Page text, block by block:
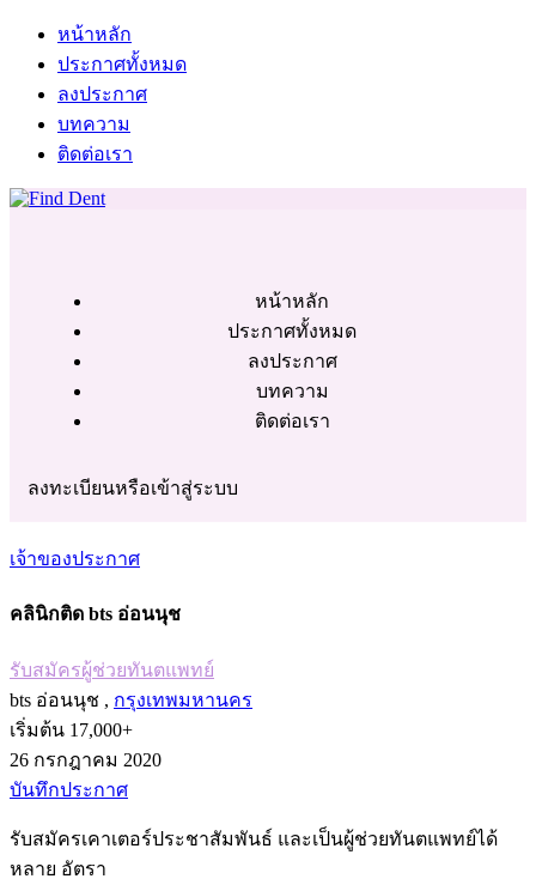
หน้าหลัก
ประกาศทั้งหมด
ลงประกาศ
บทความ
ติดต่อเรา
หน้าหลัก
ประกาศทั้งหมด
ลงประกาศ
บทความ
ติดต่อเรา
ลงทะเบียนหรือเข้าสู่ระบบ
เจ้าของประกาศ
คลินิกติด bts อ่อนนุช
รับสมัครผู้ช่วยทันตแพทย์
bts อ่อนนุช , กรุงเทพมหานคร
เริ่มต้น 17,000+
26 กรกฎาคม 2020
บันทึกประกาศ
รับสมัครเคาเตอร์ประชาสัมพันธ์ และเป็นผู้ช่วยทันตแพทย์ได้
หลาย อัตรา